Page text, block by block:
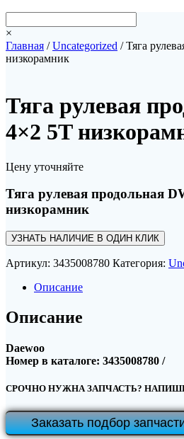
×
Главная /Uncategorized / Тяга
низкорамник
Тяга рулевая
4×2 5T
Цену уточняйте
Тяга рулевая продольная
низкорамник
УЗНАТЬ НАЛИЧИЕ В ОДИН КЛИК
Артикул: 3435008780 Категория:
Описание
Описание
Daewoo
Номер в каталоге: 3435008780 /
СРОЧНО НУЖНА ЗАПЧАСТЬ?
Заказать подбор